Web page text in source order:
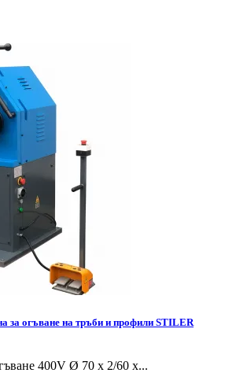
за огъване на тръби и профили STILER
400V Ø 70 x 2/60 x...